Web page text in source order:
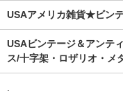
USAアメリカ雑貨★ビン
USAビンテージ＆アンテ
ス/十字架・ロザリオ・メ
.